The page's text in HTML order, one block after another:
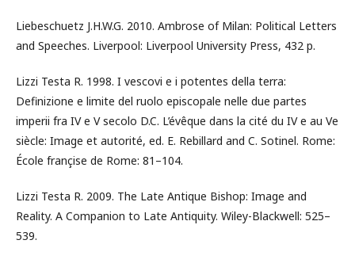
Liebeschuetz J.H.W.G. 2010. Ambrose of Milan: Political Letters
and Speeches. Liverpool: Liverpool University Press, 432 p.
Lizzi Testa R. 1998. I vescovi e i potentes della terra:
Definizione e limite del ruolo episcopale nelle due partes
imperii fra IV e V secolo D.C. L’évêque dans la cité du IV e au Ve
siècle: Image et autorité, ed. E. Rebillard and C. Sotinel. Rome:
École françise de Rome: 81–104.
Lizzi Testa R. 2009. The Late Antique Bishop: Image and
Reality. A Companion to Late Antiquity. Wiley-Blackwell: 525–
539.